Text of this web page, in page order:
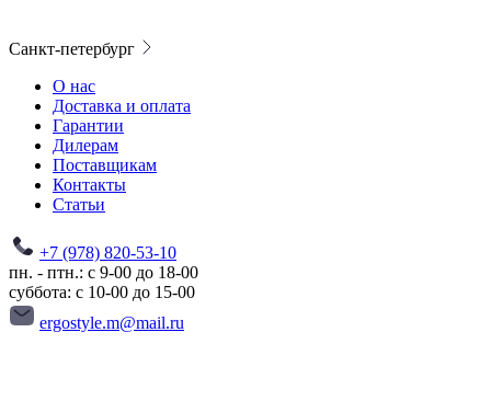
Санкт-петербург
О нас
Доставка и оплата
Гарантии
Дилерам
Поставщикам
Контакты
Статьи
+7 (978) 820-53-10
пн. - птн.: с 9-00 до 18-00
суббота: с 10-00 до 15-00
ergostyle.m@mail.ru